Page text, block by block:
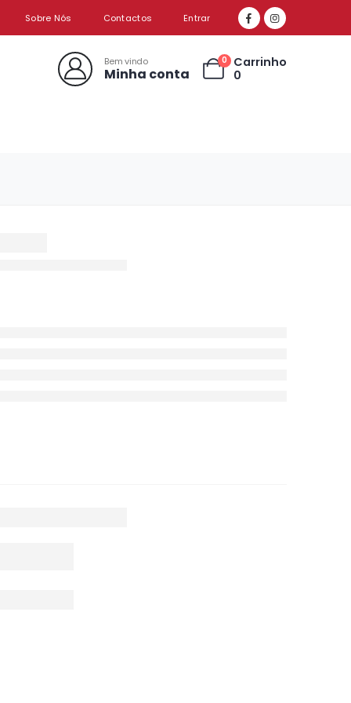
Sobre Nós Contactos Entrar
Bem vindo
Minha conta
0
Carrinho
0